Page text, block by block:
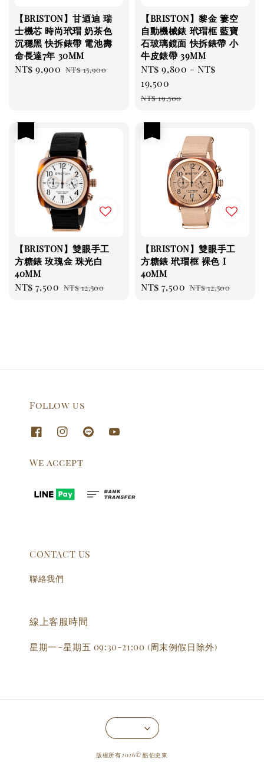
【BRISTON】甘迺迪 瑞
士機芯 時尚玳瑁 奶茶色
沉穩黑 快拆錶帶 電池壽
命長達7年 30MM
Sale
NT$ 9,900 Regular
NT$ 15,900
【BRISTON】黎金 簍空
自動機械錶 玳瑁框 藍寶
石玻璃鏡面 快拆錶帶 小
牛皮錶帶 39MM
Sale
price
NT$ 9,800 -NT$
19,500
Regular
NT$ 19,500
【BRISTON】雙眼手工
方糖錶 玫瑰金 珠光白
40MM
Sale
NT$ 7,500 Regular
NT$ 12,500
【BRISTON】雙眼手工
方糖錶 玳瑁框 裸色 I
40MM
Sale
NT$ 7,500 Regular
NT$ 12,500
Follow us
We accept
CONTACT US
聯絡我們
線上客服時間
星期一~星期五 09:30-21:00 (周末例假日除外)
版權所有2026© 酷伯史東